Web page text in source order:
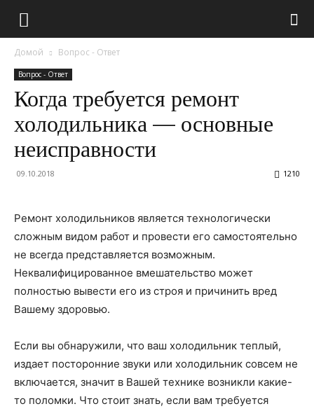
Домой Вопрос - Ответ
Вопрос - Ответ
Когда требуется ремонт
холодильника — основные
неисправности
09.10.2018 1210
Ремонт холодильников является технологически
сложным видом работ и провести его самостоятельно
не всегда представляется возможным.
Неквалифицированное вмешательство может
полностью вывести его из строя и причинить вред
Вашему здоровью.
Если вы обнаружили, что ваш холодильник теплый,
издает посторонние звуки или холодильник совсем не
включается, значит в Вашей технике возникли какие-
то поломки. Что стоит знать, если вам требуется